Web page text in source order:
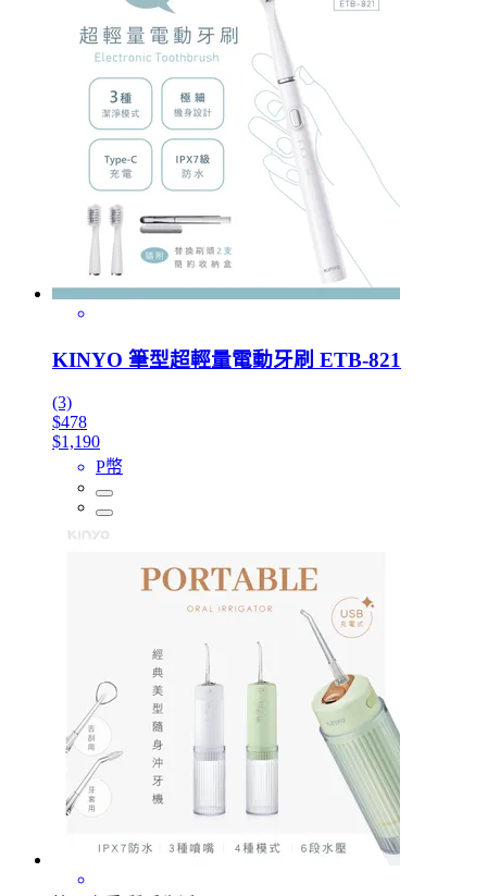
KINYO 筆型超輕量電動牙刷 ETB-821
(3)
$478
$1,190
P幣